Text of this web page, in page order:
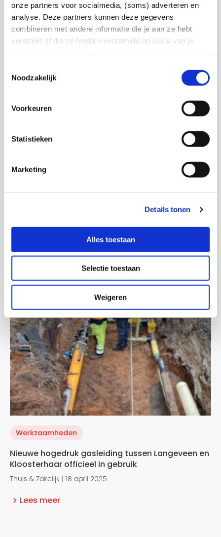
onze partners voor socialmedia, (soms) adverteren en
analyse. Deze partners kunnen deze gegevens
combineren met andere informatie die je aan ze hebt
verstrekt of die ze hebben verzameld op basis van je
Noodzakelijk
Voorkeuren
Statistieken
Marketing
Details tonen
Alles toestaan
Selectie toestaan
Weigeren
Werkzaamheden aan het stroomnet De Werf in
Almelo
Lees meer
Oldenzaal
Werkzaamheden
Nieuwe hogedruk gasleiding tussen Langeveen en
Kloosterhaar officieel in gebruik
Thuis & Zakelijk | 18 april 2025
Lees meer